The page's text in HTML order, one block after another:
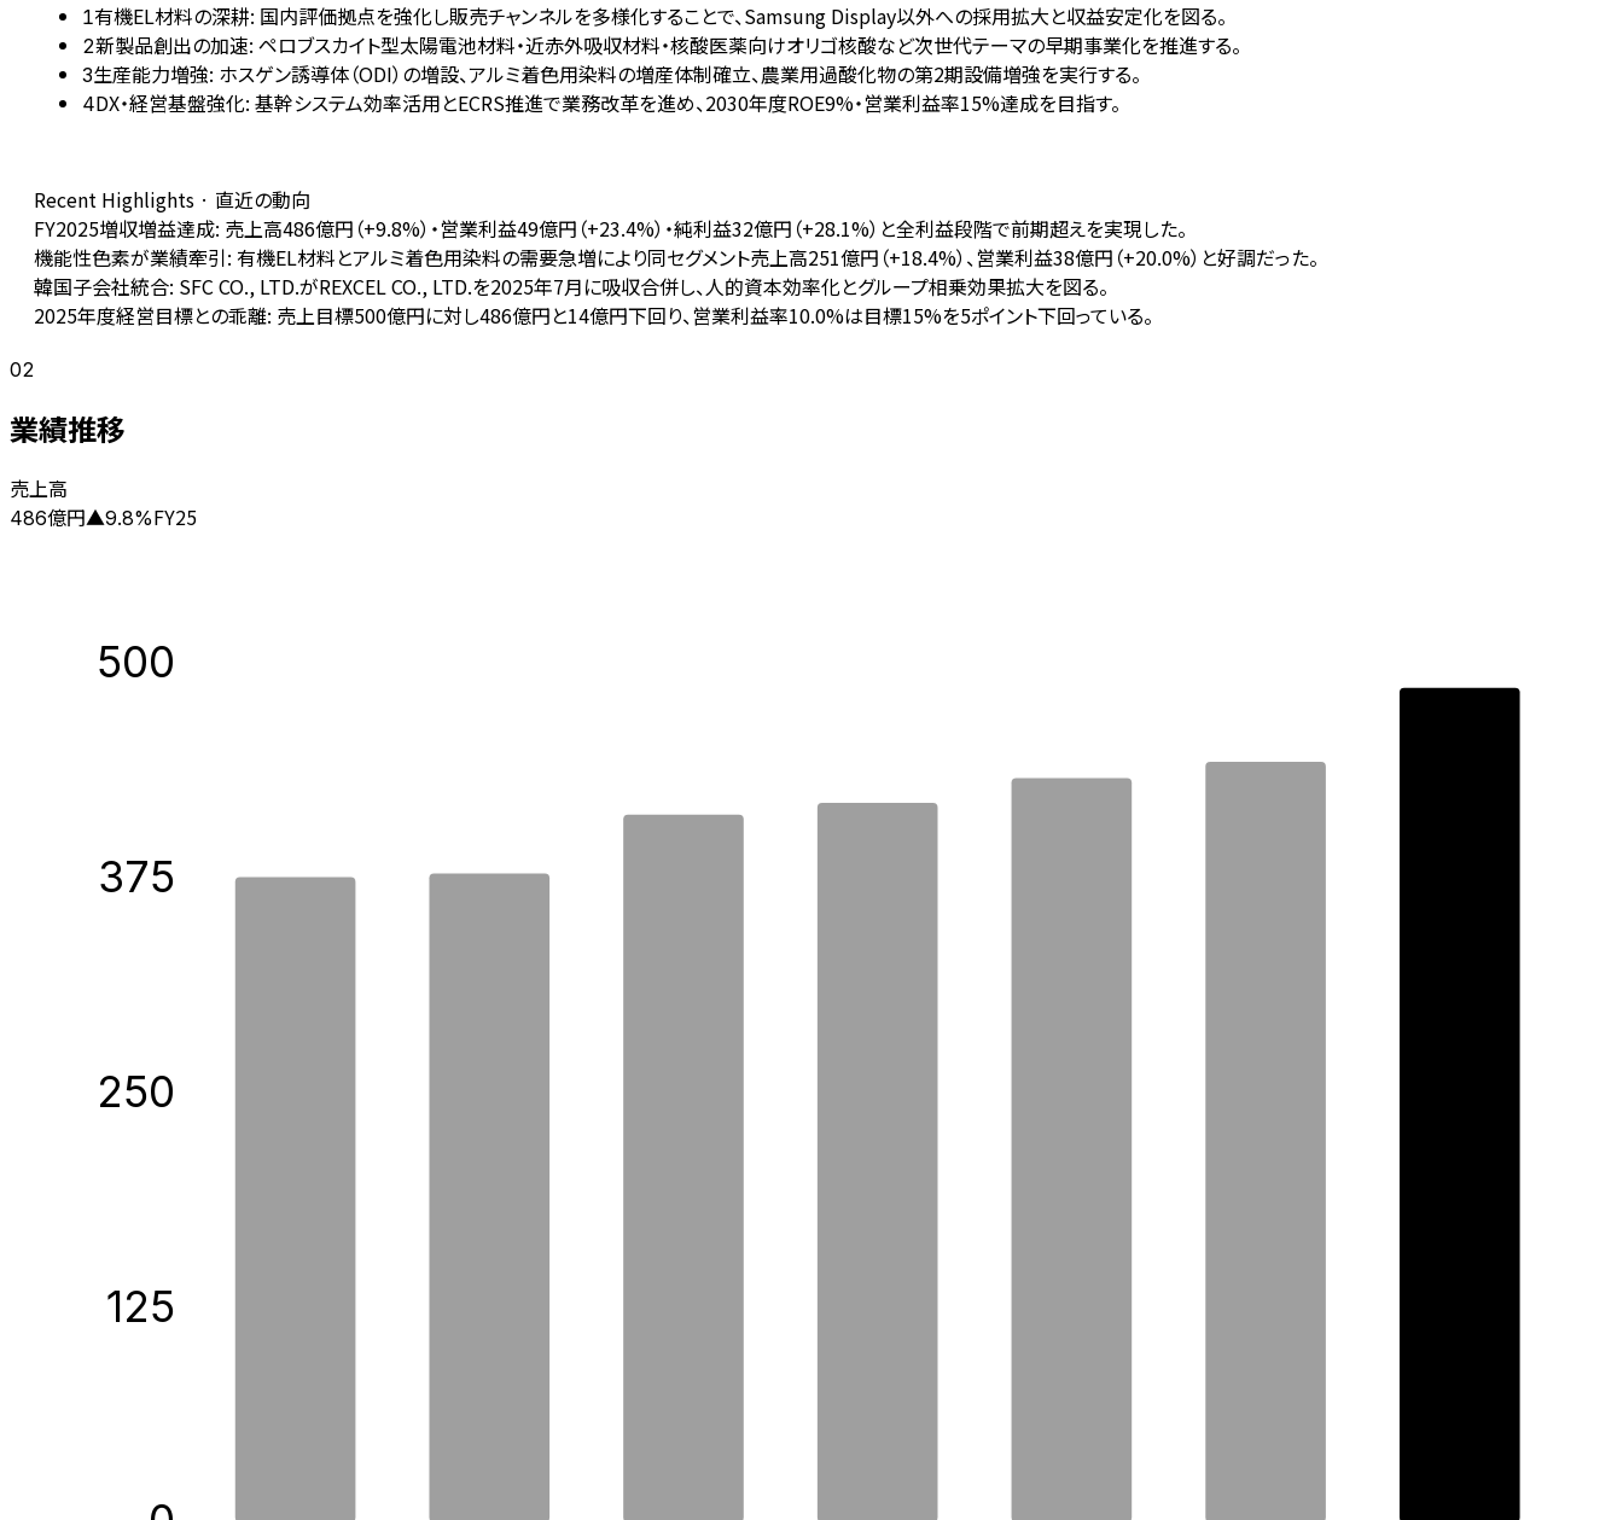
1有機EL材料の深耕: 国内評価拠点を強化し販売チャンネルを多様化することで、Samsung Display以外への採用拡大と収益安定化を図る。
2新製品創出の加速: ペロブスカイト型太陽電池材料・近赤外吸収材料・核酸医薬向けオリゴ核酸など次世代テーマの早期事業化を推進する。
3生産能力増強: ホスゲン誘導体（ODI）の増設、アルミ着色用染料の増産体制確立、農業用過酸化物の第2期設備増強を実行する。
4DX・経営基盤強化: 基幹システム効率活用とECRS推進で業務改革を進め、2030年度ROE9%・営業利益率15%達成を目指す。
Recent Highlights · 直近の動向
FY2025増収増益達成: 売上高486億円（+9.8%）・営業利益49億円（+23.4%）・純利益32億円（+28.1%）と全利益段階で前期超えを実現した。
機能性色素が業績牽引: 有機EL材料とアルミ着色用染料の需要急増により同セグメント売上高251億円（+18.4%）、営業利益38億円（+20.0%）と好調だった。
韓国子会社統合: SFC CO., LTD.がREXCEL CO., LTD.を2025年7月に吸収合併し、人的資本効率化とグループ相乗効果拡大を図る。
2025年度経営目標との乖離: 売上目標500億円に対し486億円と14億円下回り、営業利益率10.0%は目標15%を5ポイント下回っている。
02
業績推移
売上高
486億円▲9.8%FY25
125
250
375
500